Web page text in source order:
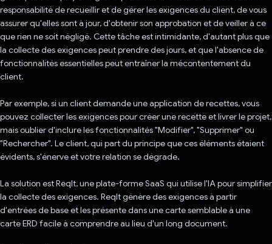
responsabilité de recueillir et de gérer les exigences du client, de vous
assurer qu'elles sont à jour, d'obtenir son approbation et de veiller à ce
que rien ne soit négligé. Cette tâche est intimidante, d'autant plus que
la collecte des exigences peut prendre des jours, et que l'absence de
fonctionnalités essentielles peut entraîner la mécontentement du
client.
Par exemple, si un client demande une application de recettes, vous
pouvez collecter les exigences pour créer une recette et livrer le projet,
mais oublier d'inclure les fonctionnalités "Modifier", "Supprimer" ou
"Rechercher". Le client, qui part du principe que ces éléments étaient
évidents, s'énerve et votre relation se dégrade.
La solution est ReqIt, une plate-forme SaaS qui utilise l'IA pour simplifier
la collecte des exigences. ReqIt génère des exigences à partir
d'entrées de base et les présente dans une carte semblable à une
carte ERD facile à comprendre au lieu d'un long document.